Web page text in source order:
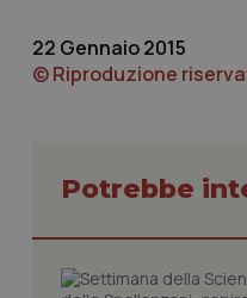
22 Gennaio 2015
© Riproduzione
Potrebbe